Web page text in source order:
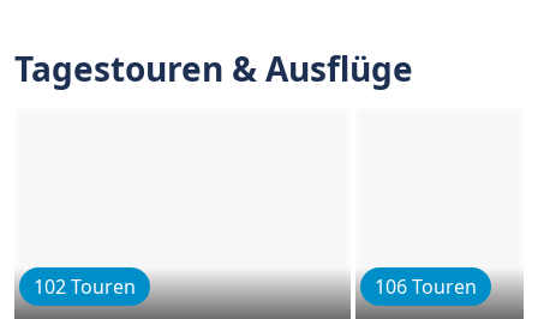
Tagestouren & Ausflüge
102 Touren 106 Touren